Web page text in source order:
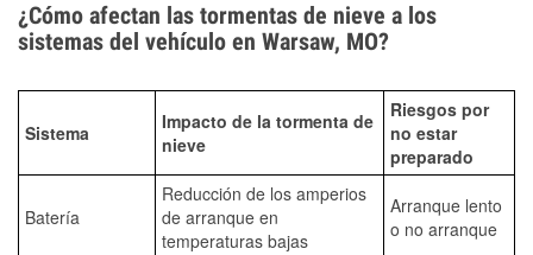
¿Cómo afectan las tormentas de nieve a los
sistemas del vehículo en Warsaw, MO?
Sistema
Impacto de la tormenta de
nieve
Riesgos por
no estar
preparado
Batería
Reducción de los amperios
de arranque en
temperaturas bajas
Arranque lento
o no arranque